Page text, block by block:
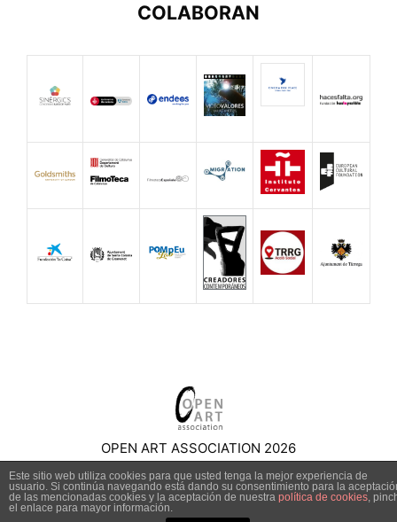
COLABORAN
OPEN ART ASSOCIATION 2026
Este sitio web utiliza cookies para que usted tenga la mejor experiencia de
usuario. Si continúa navegando está dando su consentimiento para la
de las mencionadas cookies y la aceptación de nuestra política de cookies,
el enlace para mayor información.